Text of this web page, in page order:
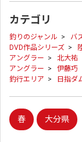
カテゴリ
釣りのジャンル > バ
DVD作品シリーズ >
アングラー > 北大祐
アングラー > 伊藤巧
釣行エリア > 日指ダ
春 大分県